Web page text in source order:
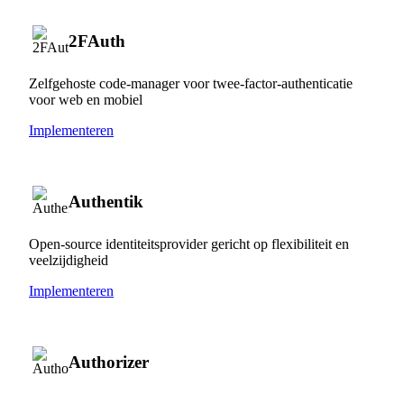
2FAuth
Zelfgehoste code-manager voor twee-factor-authenticatie
voor web en mobiel
Implementeren
Authentik
Open-source identiteitsprovider gericht op flexibiliteit en
veelzijdigheid
Implementeren
Authorizer